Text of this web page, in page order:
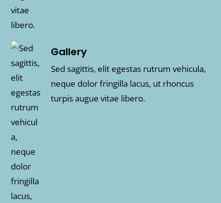
Gallery
Sed sagittis, elit egestas rutrum vehicula,
neque dolor fringilla lacus, ut rhoncus
turpis augue vitae libero.